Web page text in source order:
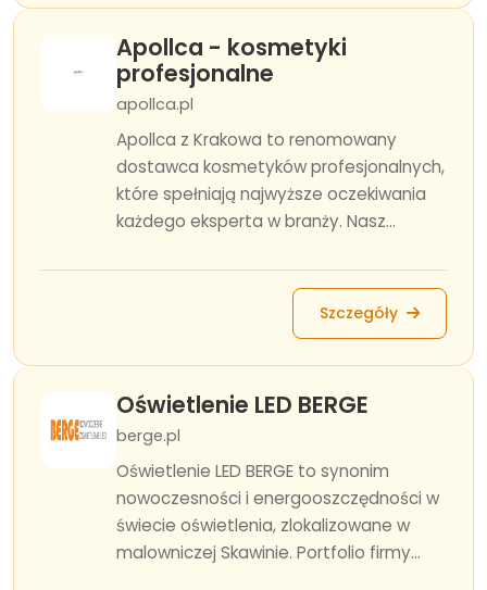
Apollca - kosmetyki
profesjonalne
apollca.pl
Apollca z Krakowa to renomowany
dostawca kosmetyków profesjonalnych,
które spełniają najwyższe oczekiwania
każdego eksperta w branży. Nasz...
Szczegóły
Oświetlenie LED BERGE
berge.pl
Oświetlenie LED BERGE to synonim
nowoczesności i energooszczędności w
świecie oświetlenia, zlokalizowane w
malowniczej Skawinie. Portfolio firmy...